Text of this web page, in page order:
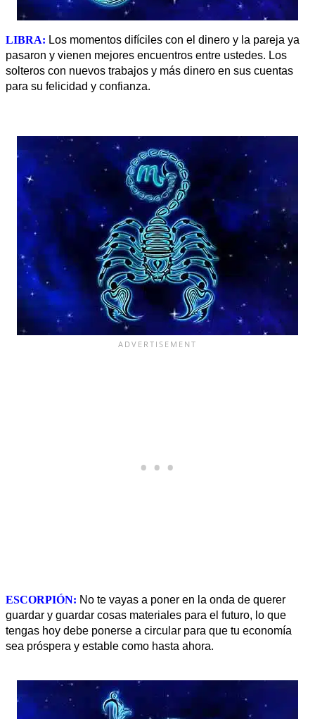
LIBRA: Los momentos difíciles con el dinero y la pareja ya
pasaron y vienen mejores encuentros entre ustedes. Los
solteros con nuevos trabajos y más dinero en sus cuentas
para su felicidad y confianza.
ESCORPIÓN: No te vayas a poner en la onda de querer
guardar y guardar cosas materiales para el futuro, lo que
tengas hoy debe ponerse a circular para que tu economía
sea próspera y estable como hasta ahora.